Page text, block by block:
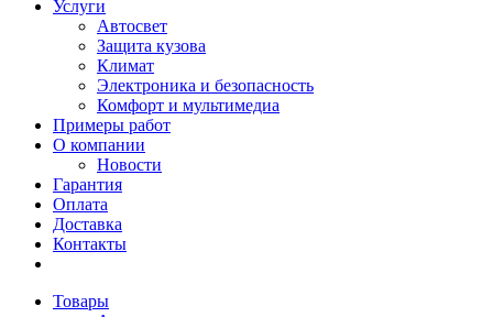
Услуги
Автосвет
Защита кузова
Климат
Электроника и безопасность
Комфорт и мультимедиа
Примеры работ
О компании
Новости
Гарантия
Оплата
Доставка
Контакты
Товары